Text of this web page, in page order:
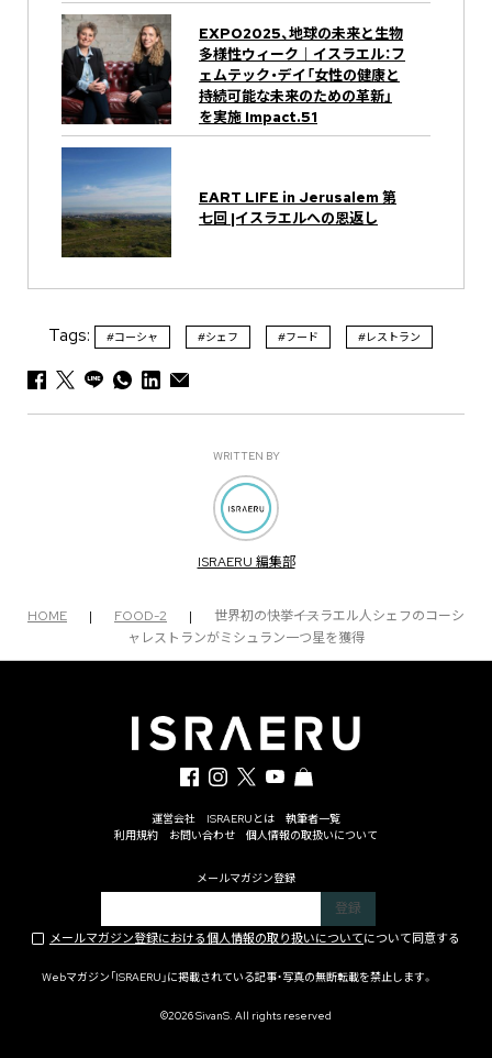
EXPO2025、地球の未来と生物
多様性ウィーク｜イスラエル：フ
ェムテック・デイ「女性の健康と
持続可能な未来のための革新」
を実施 Impact.51
EART LIFE in Jerusalem 第
七回 |イスラエルへの恩返し
Tags: #コーシャ #シェフ #フード #レストラン
WRITTEN BY
ISRAERU 編集部
HOME | FOOD-2 |
世界初の快挙――イスラエル人シェフのコーシ
ャレストランがミシュラン一つ星を獲得
運営会社 ISRAERUとは
執筆者一覧
利用規約
お問い合わせ 個人情報の取扱いについて
メールマガジン登録
メールマガジン登録における個人情報の取り扱いについてについて同意する
Webマガジン「ISRAERU」に掲載されている記事・写真の無断転載を禁止します。
©2026 SivanS. All rights reserved